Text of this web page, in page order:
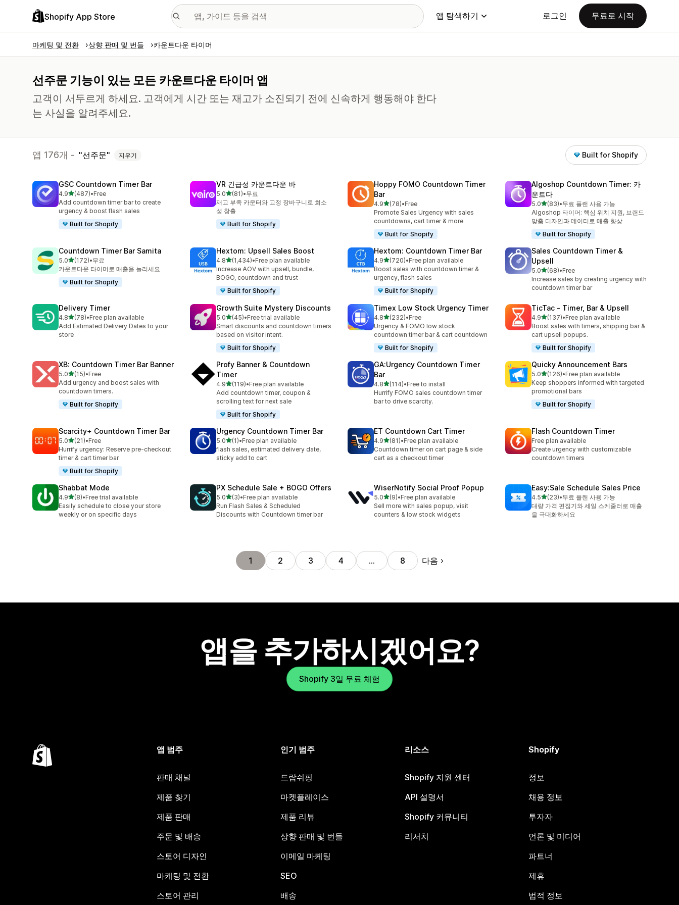
Shopify App Store 앱 탐색하기 로그인 무료로 시작
마케팅 및 전환 상향 판매 및 번들 카운트다운 타이머
선주문 기능이 있는 모든 카운트다운 타이머 앱
고객이 서두르게 하세요. 고객에게 시간 또는 재고가 소진되기 전에 신속하게 행동해야 한다
는 사실을 알려주세요.
앱 176개 - 선주문 지우기 Built for Shopify
GSC Countdown Timer Bar
4.9별 5개 중
(487)
총 리뷰 487개
•Free
Add countdown timer bar to create
urgency & boost flash sales
Built for Shopify
VR 긴급성 카운트다운 바
5.0별 5개 중
(81)
총 리뷰 81개
•무료
재고 부족 카운터와 고정 장바구니로 희소
성 창출
Built for Shopify
Hoppy FOMO Countdown Timer
Bar
4.9별 5개 중
(78)
총 리뷰 78개
•Free
Promote Sales Urgency with sales
countdowns, cart timer & more
Built for Shopify
Algoshop Countdown Timer: 카
운트다
5.0별 5개 중
(83)
총 리뷰 83개
•무료 플랜 사용 가능
Algoshop 타이머: 핵심 위치 지원, 브랜드
맞춤 디자인과 데이터로 매출 향상
Built for Shopify
Countdown Timer Bar Samita
5.0별 5개 중
(172)
총 리뷰 172개
•무료
카운트다운 타이머로 매출을 늘리세요
Built for Shopify
Hextom: Upsell Sales Boost
4.8별 5개 중
(1,434)
총 리뷰 1434개
•Free plan available
Increase AOV with upsell, bundle,
BOGO, countdown and trust
Built for Shopify
Hextom: Countdown Timer Bar
4.9별 5개 중
(720)
총 리뷰 720개
•Free plan available
Boost sales with countdown timer &
urgency, flash sales
Built for Shopify
Sales Countdown Timer &
Upsell
5.0별 5개 중
(68)
총 리뷰 68개
•Free
Increase sales by creating urgency with
countdown timer bar
Delivery Timer
4.8별 5개 중
(78)
총 리뷰 78개
•Free plan available
Add Estimated Delivery Dates to your
store
Growth Suite Mystery Discounts
5.0별 5개 중
(45)
총 리뷰 45개
•Free trial available
Smart discounts and countdown timers
based on visitor intent.
Built for Shopify
Timex Low Stock Urgency Timer
4.8별 5개 중
(232)
총 리뷰 232개
•Free
Urgency & FOMO low stock
countdown timer bar & cart countdown
Built for Shopify
TicTac ‑ Timer, Bar & Upsell
4.9별 5개 중
(137)
총 리뷰 137개
•Free plan available
Boost sales with timers, shipping bar &
cart upsell popups.
Built for Shopify
XB: Countdown Timer Bar Banner
5.0별 5개 중
(15)
총 리뷰 15개
•Free
Add urgency and boost sales with
countdown timers.
Built for Shopify
Profy Banner & Countdown
Timer
4.9별 5개 중
(119)
총 리뷰 119개
•Free plan available
Add countdown timer, coupon &
scrolling text for next sale
Built for Shopify
GA:Urgency Countdown Timer
Bar
4.8별 5개 중
(114)
총 리뷰 114개
•Free to install
Hurrify FOMO sales countdown timer
bar to drive scarcity.
Quicky Announcement Bars
5.0별 5개 중
(126)
총 리뷰 126개
•Free plan available
Keep shoppers informed with targeted
promotional bars
Built for Shopify
Scarcity+ Countdown Timer Bar
5.0별 5개 중
(21)
총 리뷰 21개
•Free
Hurrify urgency: Reserve pre-checkout
timer & cart timer bar
Built for Shopify
Urgency Countdown Timer Bar
5.0별 5개 중
(1)
총 리뷰 1개
•Free plan available
flash sales, estimated delivery date,
sticky add to cart
ET Countdown Cart Timer
4.9별 5개 중
(81)
총 리뷰 81개
•Free plan available
Countdown timer on cart page & side
cart as a checkout timer
Flash Countdown Timer
Free plan available
Create urgency with customizable
countdown timers
Shabbat Mode
4.9별 5개 중
(8)
총 리뷰 8개
•Free trial available
Easily schedule to close your store
weekly or on specific days
PX Schedule Sale + BOGO Offers
5.0별 5개 중
(3)
총 리뷰 3개
•Free plan available
Run Flash Sales & Scheduled
Discounts with Countdown timer bar
WiserNotify Social Proof Popup
5.0별 5개 중
(9)
총 리뷰 9개
•Free plan available
Sell more with sales popup, visit
counters & low stock widgets
Easy:Sale Schedule Sales Price
4.5별 5개 중
(23)
총 리뷰 23개
•무료 플랜 사용 가능
대량 가격 편집기와 세일 스케줄러로 매출
을 극대화하세요
1 2 3 4 … 8 다음
앱을 추가하시겠어요?
Shopify 3일 무료 체험
앱 범주
판매 채널
제품 찾기
제품 판매
주문 및 배송
스토어 디자인
마케팅 및 전환
스토어 관리
인기 범주
드랍쉬핑
마켓플레이스
제품 리뷰
상향 판매 및 번들
이메일 마케팅
SEO
배송
리소스
Shopify 지원 센터
API 설명서
Shopify 커뮤니티
리서치
Shopify
정보
채용 정보
투자자
언론 및 미디어
파트너
제휴
법적 정보